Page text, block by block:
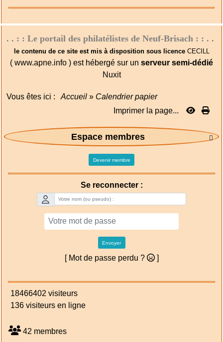
. . : : Le portail des philatélistes de Neuf-Brisach : : . .
le contenu de ce site est mis à disposition sous licenceCECILL
( www.apne.info ) est hébergé sur un serveur semi-dédié
Nuxit
Vous êtes ici : Accueil » Calendrier papier
Imprimer la page...

Espace membres
Devenir membre
Se reconnecter :
Envoyer
[ Mot de passe perdu ? ]
18466402 visiteurs
136 visiteurs en ligne
42 membres